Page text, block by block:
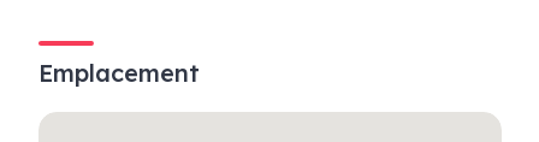
Emplacement